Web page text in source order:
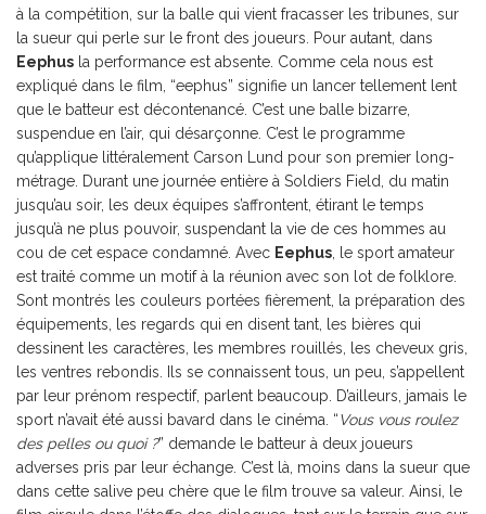
à la compétition, sur la balle qui vient fracasser les tribunes, sur
la sueur qui perle sur le front des joueurs. Pour autant, dans
Eephus la performance est absente. Comme cela nous est
expliqué dans le film, “eephus” signifie un lancer tellement lent
que le batteur est décontenancé. C’est une balle bizarre,
suspendue en l’air, qui désarçonne. C’est le programme
qu’applique littéralement Carson Lund pour son premier long-
métrage. Durant une journée entière à Soldiers Field, du matin
jusqu’au soir, les deux équipes s’affrontent, étirant le temps
jusqu’à ne plus pouvoir, suspendant la vie de ces hommes au
cou de cet espace condamné. Avec Eephus , le sport amateur
est traité comme un motif à la réunion avec son lot de folklore.
Sont montrés les couleurs portées fièrement, la préparation des
équipements, les regards qui en disent tant, les bières qui
dessinent les caractères, les membres rouillés, les cheveux gris,
les ventres rebondis. Ils se connaissent tous, un peu, s’appellent
par leur prénom respectif, parlent beaucoup. D’ailleurs, jamais le
sport n’avait été aussi bavard dans le cinéma. “Vous vous roulez
des pelles ou quoi ?” demande le batteur à deux joueurs
adverses pris par leur échange. C’est là, moins dans la sueur que
dans cette salive peu chère que le film trouve sa valeur. Ainsi, le